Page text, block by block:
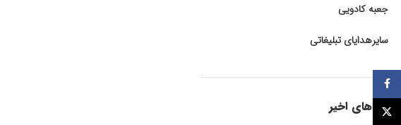
جعبه کادویی
سایرهدایای تبلیغاتی
پست های اخیر
توئیتر (X)